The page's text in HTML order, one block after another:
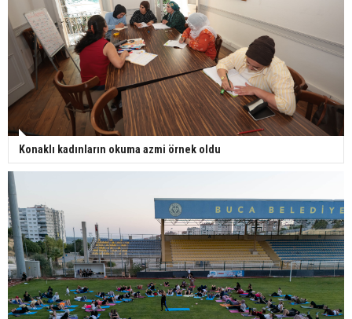
Konaklı kadınların okuma azmi örnek oldu